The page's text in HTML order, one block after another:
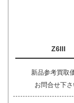
Z6III
新品参考買取
お問合せ下